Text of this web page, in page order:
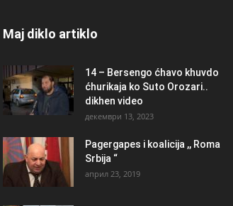
Maj diklo artiklo
14 – Bersengo ćhavo khuvdo
ćhurikaja ko Suto Orozari..
dikhen video
декември 13, 2023
Pagergapes i koalicija ,, Roma
Srbija “
април 23, 2019